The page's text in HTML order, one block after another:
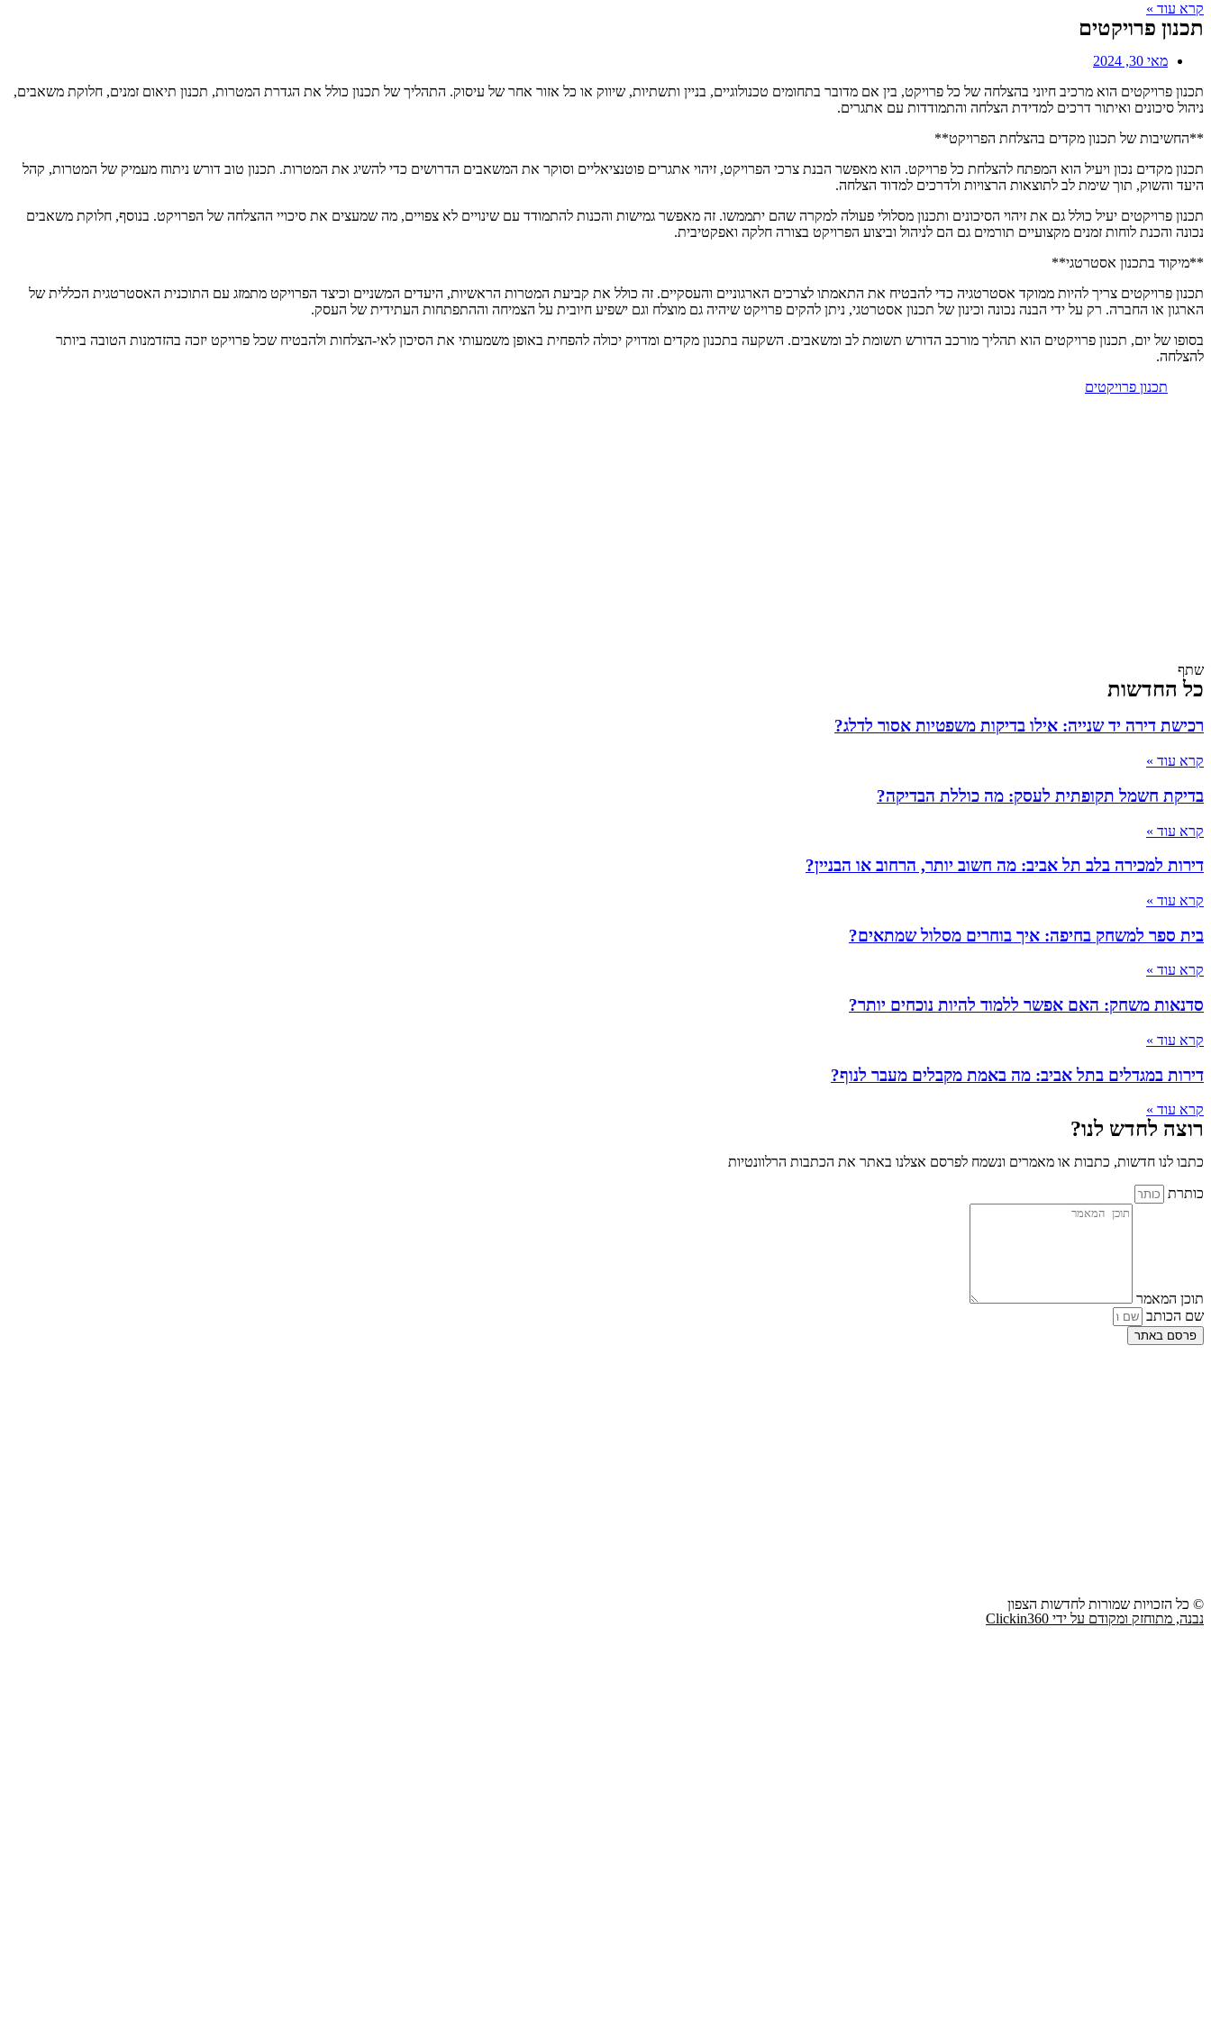
קרא עוד »
תכנון פרויקטים
מאי 30, 2024
תכנון פרויקטים הוא מרכיב חיוני בהצלחה של כל פרויקט, בין אם מדובר בתחומים טכנולוגיים, בניין ותשתיות, שיווק או כל אזור אחר של עיסוק. התהליך של תכנון כולל את הגדרת המטרות, תכנון תיאום זמנים, חלוקת משאבים,
ניהול סיכונים ואיתור דרכים למדידת הצלחה והתמודדות עם אתגרים.
**החשיבות של תכנון מקדים בהצלחת הפרויקט**
תכנון מקדים נכון ויעיל הוא המפתח להצלחת כל פרויקט. הוא מאפשר הבנת צרכי הפרויקט, זיהוי אתגרים פוטנציאליים וסוקר את המשאבים הדרושים כדי להשיג את המטרות. תכנון טוב דורש ניתוח מעמיק של המטרות, קהל
היעד והשוק, תוך שימת לב לתוצאות הרצויות ולדרכים למדוד הצלחה.
תכנון פרויקטים יעיל כולל גם את זיהוי הסיכונים ותכנון מסלולי פעולה למקרה שהם יתממשו. זה מאפשר גמישות והכנות להתמודד עם שינויים לא צפויים, מה שמעצים את סיכויי ההצלחה של הפרויקט. בנוסף, חלוקת משאבים
נכונה והכנת לוחות זמנים מקצועיים תורמים גם הם לניהול וביצוע הפרויקט בצורה חלקה ואפקטיבית.
**מיקוד בתכנון אסטרטגי**
תכנון פרויקטים צריך להיות ממוקד אסטרטגיה כדי להבטיח את התאמתו לצרכים הארגוניים והעסקיים. זה כולל את קביעת המטרות הראשיות, היעדים המשניים וכיצד הפרויקט מתמזג עם התוכנית האסטרטגית הכללית של
הארגון או החברה. רק על ידי הבנה נכונה וכינון של תכנון אסטרטגי, ניתן להקים פרויקט שיהיה גם מוצלח וגם ישפיע חיובית על הצמיחה וההתפתחות העתידית של העסק.
בסופו של יום, תכנון פרויקטים הוא תהליך מורכב הדורש תשומת לב ומשאבים. השקעה בתכנון מקדים ומדויק יכולה להפחית באופן משמעותי את הסיכון לאי-הצלחות ולהבטיח שכל פרויקט יזכה בהזדמנות הטובה ביותר
להצלחה.
תכנון פרויקטים
שתף
כל החדשות
רכישת דירה יד שנייה: אילו בדיקות משפטיות אסור לדלג?
קרא עוד »
בדיקת חשמל תקופתית לעסק: מה כוללת הבדיקה?
קרא עוד »
דירות למכירה בלב תל אביב: מה חשוב יותר, הרחוב או הבניין?
קרא עוד »
בית ספר למשחק בחיפה: איך בוחרים מסלול שמתאים?
קרא עוד »
סדנאות משחק: האם אפשר ללמוד להיות נוכחים יותר?
קרא עוד »
דירות במגדלים בתל אביב: מה באמת מקבלים מעבר לנוף?
קרא עוד »
רוצה לחדש לנו?
כתבו לנו חדשות, כתבות או מאמרים ונשמח לפרסם אצלנו באתר את הכתבות הרלוונטיות
כותרת
תוכן המאמר
שם הכותב
פרסם באתר
© כל הזכויות שמורות לחדשות הצפון
נבנה, מתוחזק ומקודם על ידי Clickin360